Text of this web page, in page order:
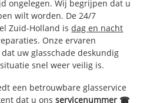
ongelegen. Wij begrijpen dat u
wilt worden. De 24/7
Zuid-Holland isdag en nacht
Onze ervaren
uw glasschade deskundig
snel weer veilig is.
een betrouwbare glasservice
dat u onsservicenummer ☎